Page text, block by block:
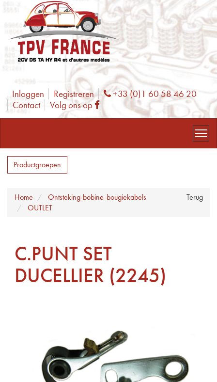
Inloggen Registreren Phone
+33 (0)1 60 58 46 20
Contact
Volg ons op Facebook
Productgroepen
Terug
Home
Ontsteking-bobine-bougiekabels
OUTLET
C.PUNT SET
DUCELLIER (2245)